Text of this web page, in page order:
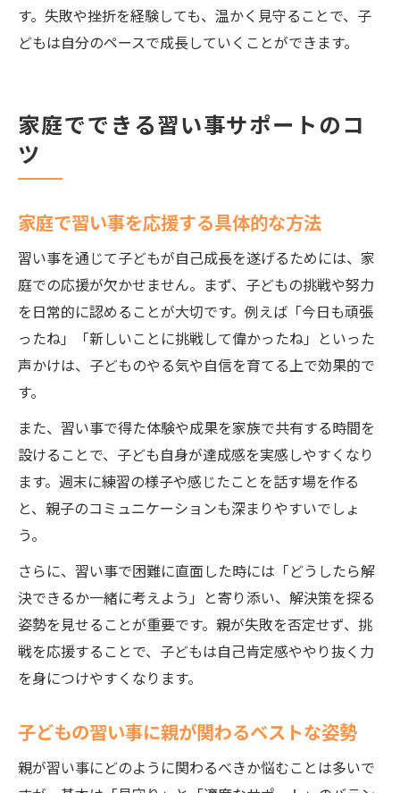
す。失敗や挫折を経験しても、温かく見守ることで、子
どもは自分のペースで成長していくことができます。
家庭でできる習い事サポートのコ
ツ
家庭で習い事を応援する具体的な方法
習い事を通じて子どもが自己成長を遂げるためには、家
庭での応援が欠かせません。まず、子どもの挑戦や努力
を日常的に認めることが大切です。例えば「今日も頑張
ったね」「新しいことに挑戦して偉かったね」といった
声かけは、子どものやる気や自信を育てる上で効果的で
す。
また、習い事で得た体験や成果を家族で共有する時間を
設けることで、子ども自身が達成感を実感しやすくなり
ます。週末に練習の様子や感じたことを話す場を作る
と、親子のコミュニケーションも深まりやすいでしょ
う。
さらに、習い事で困難に直面した時には「どうしたら解
決できるか一緒に考えよう」と寄り添い、解決策を探る
姿勢を見せることが重要です。親が失敗を否定せず、挑
戦を応援することで、子どもは自己肯定感ややり抜く力
を身につけやすくなります。
子どもの習い事に親が関わるベストな姿勢
親が習い事にどのように関わるべきか悩むことは多いで